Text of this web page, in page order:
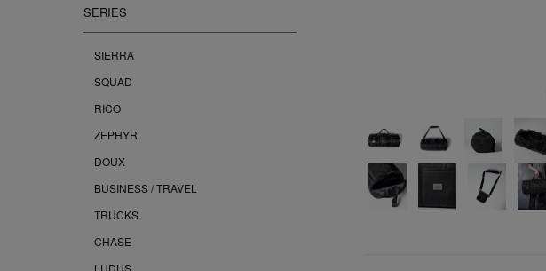
SERIES
SIERRA
SQUAD
RICO
ZEPHYR
DOUX
BUSINESS / TRAVEL
TRUCKS
CHASE
LUDUS